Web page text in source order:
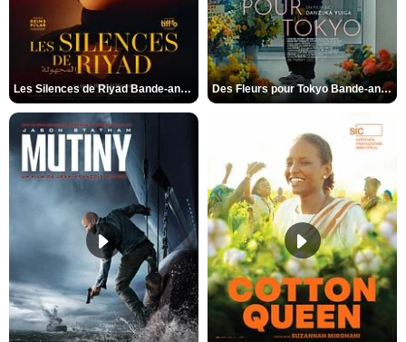
Les Silences de Riyad Bande-annonce VO STFR Des Fleurs pour Tokyo Bande-annonce VO STFR